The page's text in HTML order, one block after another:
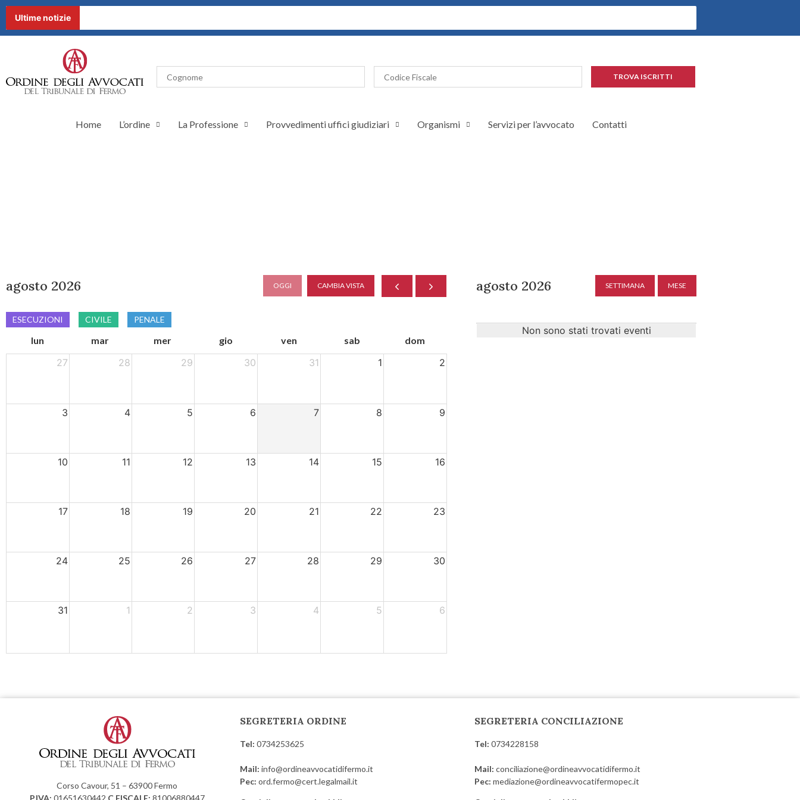
Ultime notizie
TROVA ISCRITTI
Home L’ordine La Professione Provvedimenti uffici giudiziari Organismi Servizi per l’avvocato Contatti
agosto 2026 OGGI CAMBIA VISTA
lun mar mer gio ven sab dom
27 28 29 30 31 1 2
3 4 5 6 7 8 9
10 11 12 13 14 15 16
17 18 19 20 21 22 23
24 25 26 27 28 29 30
31 1 2 3 4 5 6
ESECUZIONI CIVILE PENALE
agosto 2026 SETTIMANA MESE
Non sono stati trovati eventi
Corso Cavour, 51 – 63900 Fermo
P.IVA: 01651630442 C.FISCALE: 81006880447
SEGRETERIA ORDINE
Tel: 0734253625
Mail: info@ordineavvocatidifermo.it
Pec: ord.fermo@cert.legalmail.it
SEGRETERIA CONCILIAZIONE
Tel: 0734228158
Mail: conciliazione@ordineavvocatidifermo.it
Pec: mediazione@ordineavvocatifermopec.it